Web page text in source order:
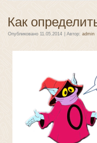
Как
Опубликовано 11.05.2014 Автор: admin